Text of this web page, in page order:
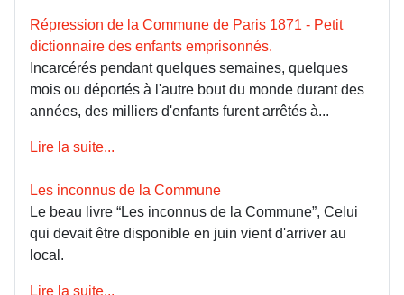
Répression de la Commune de Paris 1871 - Petit
dictionnaire des enfants emprisonnés.
Incarcérés pendant quelques semaines, quelques
mois ou déportés à l'autre bout du monde durant des
années, des milliers d'enfants furent arrêtés à...
Lire la suite...
Les inconnus de la Commune
Le beau livre “Les inconnus de la Commune”, Celui
qui devait être disponible en juin vient d'arriver au
local.
Lire la suite...